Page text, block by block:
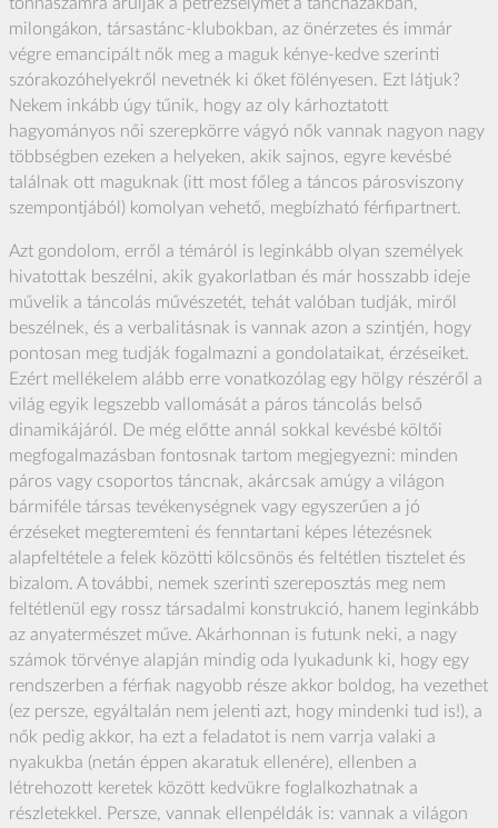
milongákon, társastánc-klubokban, az önérzetes és immár
végre emancipált nők meg a maguk kénye-kedve szerinti
szórakozóhelyekről nevetnék ki őket fölényesen. Ezt látjuk?
Nekem inkább úgy tűnik, hogy az oly kárhoztatott
hagyományos női szerepkörre vágyó nők vannak nagyon nagy
többségben ezeken a helyeken, akik sajnos, egyre kevésbé
találnak ott maguknak (itt most főleg a táncos párosviszony
szempontjából) komolyan vehető, megbízható férfipartnert.
Azt gondolom, erről a témáról is leginkább olyan személyek
hivatottak beszélni, akik gyakorlatban és már hosszabb ideje
művelik a táncolás művészetét, tehát valóban tudják, miről
beszélnek, és a verbalitásnak is vannak azon a szintjén, hogy
pontosan meg tudják fogalmazni a gondolataikat, érzéseiket.
Ezért mellékelem alább erre vonatkozólag egy hölgy részéről a
világ egyik legszebb vallomását a páros táncolás belső
dinamikájáról. De még előtte annál sokkal kevésbé költői
megfogalmazásban fontosnak tartom megjegyezni: minden
páros vagy csoportos táncnak, akárcsak amúgy a világon
bármiféle társas tevékenységnek vagy egyszerűen a jó
érzéseket megteremteni és fenntartani képes létezésnek
alapfeltétele a felek közötti kölcsönös és feltétlen tisztelet és
bizalom. A további, nemek szerinti szereposztás meg nem
feltétlenül egy rossz társadalmi konstrukció, hanem leginkább
az anyatermészet műve. Akárhonnan is futunk neki, a nagy
számok törvénye alapján mindig oda lyukadunk ki, hogy egy
rendszerben a férfiak nagyobb része akkor boldog, ha vezethet
(ez persze, egyáltalán nem jelenti azt, hogy mindenki tud is!), a
nők pedig akkor, ha ezt a feladatot is nem varrja valaki a
nyakukba (netán éppen akaratuk ellenére), ellenben a
létrehozott keretek között kedvükre foglalkozhatnak a
részletekkel. Persze, vannak ellenpéldák is: vannak a világon